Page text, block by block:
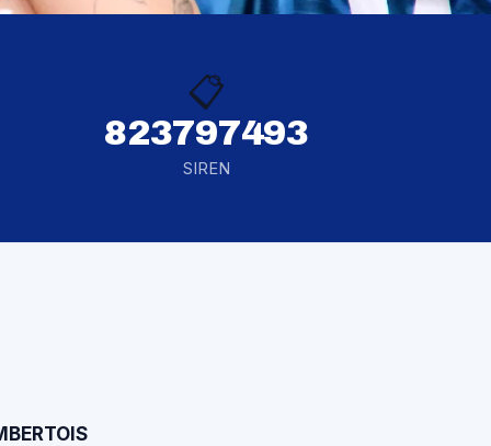
📋
823797493
SIREN